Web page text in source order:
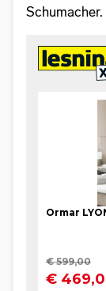
Schumacher.